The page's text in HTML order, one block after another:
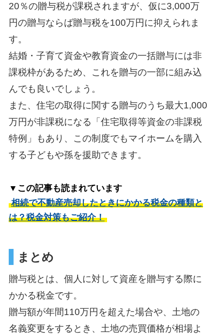
20％の贈与税が課税されますが、仮に3,000万
円の贈与ならば贈与税を100万円に抑えられま
す。
結婚・子育て資金や教育資金の一括贈与には非
課税枠があるため、これを贈与の一部に組み込
んでも良いでしょう。
また、住宅の取得に関する贈与のうち最大1,000
万円が非課税になる「住宅取得等資金の非課税
特例」もあり、この制度でもマイホームを購入
する子どもや孫を援助できます。
▼この記事も読まれています
相続で不動産売却したときにかかる税金の種類と
は？税金対策もご紹介！
まとめ
贈与税とは、個人に対して資産を贈与する際に
かかる税金です。
贈与額が年間110万円を超えた場合や、土地の
名義変更をするとき、土地の売買価格が相場よ